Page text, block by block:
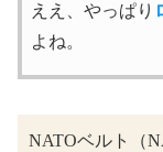
ええ、やっぱり
よね。
NATOベルト（